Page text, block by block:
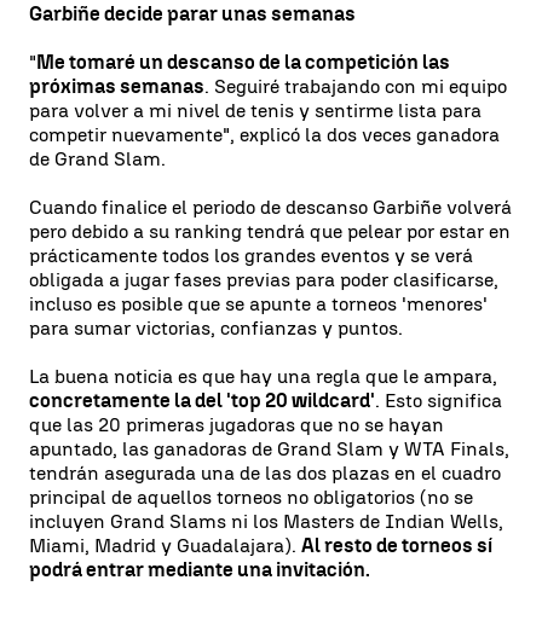
Garbiñe decide parar unas semanas
"Me tomaré un descanso de la competición las
próximas semanas. Seguiré trabajando con mi equipo
para volver a mi nivel de tenis y sentirme lista para
competir nuevamente", explicó la dos veces ganadora
de Grand Slam.
Cuando finalice el periodo de descanso Garbiñe volverá
pero debido a su ranking tendrá que pelear por estar en
prácticamente todos los grandes eventos y se verá
obligada a jugar fases previas para poder clasificarse,
incluso es posible que se apunte a torneos 'menores'
para sumar victorias, confianzas y puntos.
La buena noticia es que hay una regla que le ampara,
concretamente la del 'top 20 wildcard'. Esto significa
que las 20 primeras jugadoras que no se hayan
apuntado, las ganadoras de Grand Slam y WTA Finals,
tendrán asegurada una de las dos plazas en el cuadro
principal de aquellos torneos no obligatorios (no se
incluyen Grand Slams ni los Masters de Indian Wells,
Miami, Madrid y Guadalajara). Al resto de torneos sí
podrá entrar mediante una invitación.